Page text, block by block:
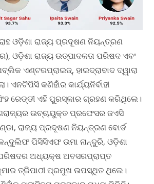
ଓଡ଼ିଶା ରାଜ୍ୟ ପ୍ରଦୂଷଣ ନିୟନ୍ତ୍ରଣ
ଓଡ଼ିଶା ରାଜ୍ୟ ଉତ୍ପାଦକତା ପରିଷଦ ଏବଂ
ଏଣ୍ଟରପ୍ରାଇଜ୍, ହାଇଦ୍ରାବାଦ ଦ୍ୱାରା
ଏନଟିପିସି କଣିହାଁର କାର୍ଯ୍ୟନିର୍ବାହୀ
ରେଡ୍ଡୀ ଏହି ପୁରସ୍କାର ଗ୍ରହଣ କରିଥିଲେ।
ଉଚ୍ଚାୟୁକ୍ତ ପ୍ରଫେସର ଜଏସି
ରାଜ୍ୟ ପ୍ରଦୂଷଣ ନିୟନ୍ତ୍ରଣ ବୋର୍ଡ
ପିସିସିଏଫ ଉମା ନାନ୍ଦୁରି, ଓଡ଼ିଶା
ପରିଷଦର ଅଧ୍ୟକ୍ଷ ଅବସରପ୍ରାପ୍ତ
ତ୍ରିପାଠୀ ପ୍ରମୁଖ ଉପସ୍ଥିତ ଥିଲେ।